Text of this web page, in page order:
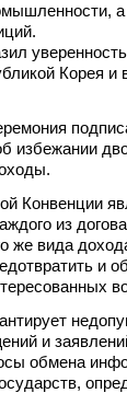
Корея
избежании
Конвенции
из
же вида
и
и
обмена